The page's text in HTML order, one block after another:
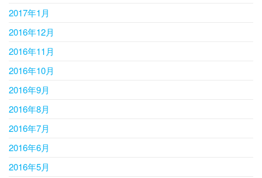
2017年1月
2016年12月
2016年11月
2016年10月
2016年9月
2016年8月
2016年7月
2016年6月
2016年5月